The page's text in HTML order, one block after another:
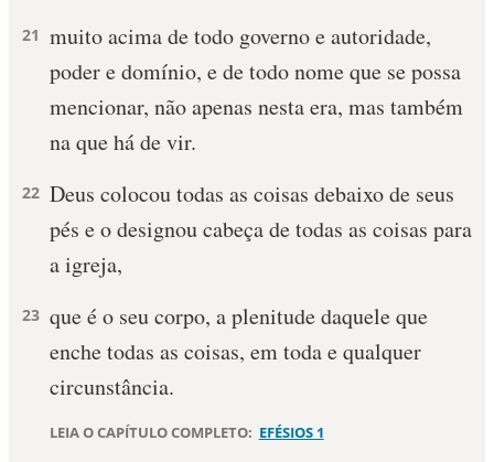
PERGUNTE À BÍBLIA IA
TERMO BÍBLICO
QUEM SOMOS
LOJA BÍBLIAON
21 muito acima de todo governo e autoridade,
poder e domínio, e de todo nome que se possa
mencionar, não apenas nesta era, mas também
na que há de vir.
22 Deus colocou todas as coisas debaixo de seus
pés e o designou cabeça de todas as coisas para
a igreja,
23 que é o seu corpo, a plenitude daquele que
enche todas as coisas, em toda e qualquer
circunstância.
LEIA O CAPÍTULO COMPLETO: EFÉSIOS 1